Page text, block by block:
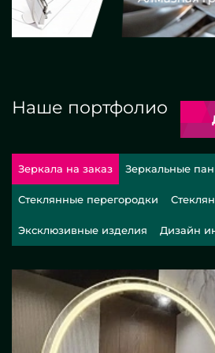
Наше портфолио
Зеркала на заказ Зеркальные
Стеклянные перегородки
Эксклюзивные изделия Дизайн